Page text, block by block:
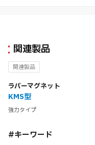
関連製品
関連製品
ラバーマグネット
KMS型
強力タイプ
#キーワード